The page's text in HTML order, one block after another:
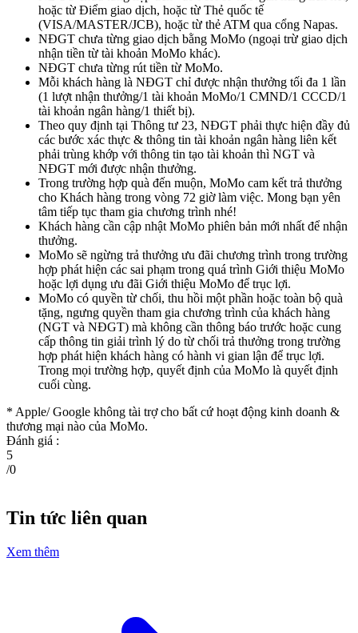
hoặc từ Điểm giao dịch, hoặc từ Thẻ quốc tế
(VISA/MASTER/JCB), hoặc từ thẻ ATM qua cổng Napas.
NĐGT chưa từng giao dịch bằng MoMo (ngoại trừ giao dịch
nhận tiền từ tài khoản MoMo khác).
NĐGT chưa từng rút tiền từ MoMo.
Mỗi khách hàng là NĐGT chỉ được nhận thưởng tối đa 1 lần
(1 lượt nhận thưởng/1 tài khoản MoMo/1 CMND/1 CCCD/1
tài khoản ngân hàng/1 thiết bị).
Theo quy định tại Thông tư 23, NĐGT phải thực hiện đầy đủ
các bước xác thực & thông tin tài khoản ngân hàng liên kết
phải trùng khớp với thông tin tạo tài khoản thì NGT và
NĐGT mới được nhận thưởng.
Trong trường hợp quà đến muộn, MoMo cam kết trả thưởng
cho Khách hàng trong vòng 72 giờ làm việc. Mong bạn yên
tâm tiếp tục tham gia chương trình nhé!
Khách hàng cần cập nhật MoMo phiên bản mới nhất để nhận
thưởng.
MoMo sẽ ngừng trả thưởng ưu đãi chương trình trong trường
hợp phát hiện các sai phạm trong quá trình Giới thiệu MoMo
hoặc lợi dụng ưu đãi Giới thiệu MoMo để trục lợi.
MoMo có quyền từ chối, thu hồi một phần hoặc toàn bộ quà
tặng, ngưng quyền tham gia chương trình của khách hàng
(NGT và NĐGT) mà không cần thông báo trước hoặc cung
cấp thông tin giải trình lý do từ chối trả thưởng trong trường
hợp phát hiện khách hàng có hành vi gian lận để trục lợi.
Trong mọi trường hợp, quyết định của MoMo là quyết định
cuối cùng.
* Apple/ Google không tài trợ cho bất cứ hoạt động kinh doanh &
thương mại nào của MoMo.
Đánh giá :
5
/0
Tin tức liên quan
Xem thêm